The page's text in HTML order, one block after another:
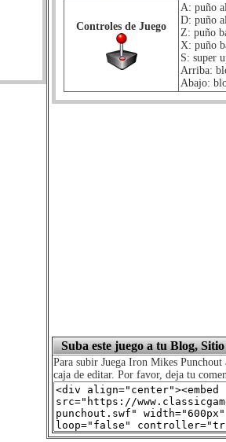
Controles de Juego
A: puño
D: puño
Z: puño
X: puño
S: super
Arriba:
Abajo:
Suba este juego a tu Blog,
Para subir Juega Iron Mikes Punchout
caja de editar. Por favor, deja tu